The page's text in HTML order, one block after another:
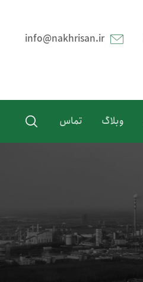
info@nakhrisan.ir
وبلاگ تماس